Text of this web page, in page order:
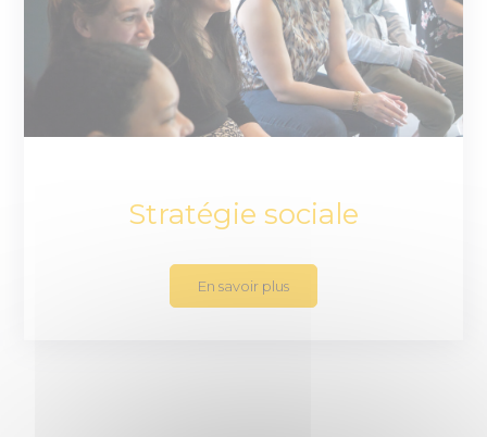
Stratégie sociale
En savoir plus